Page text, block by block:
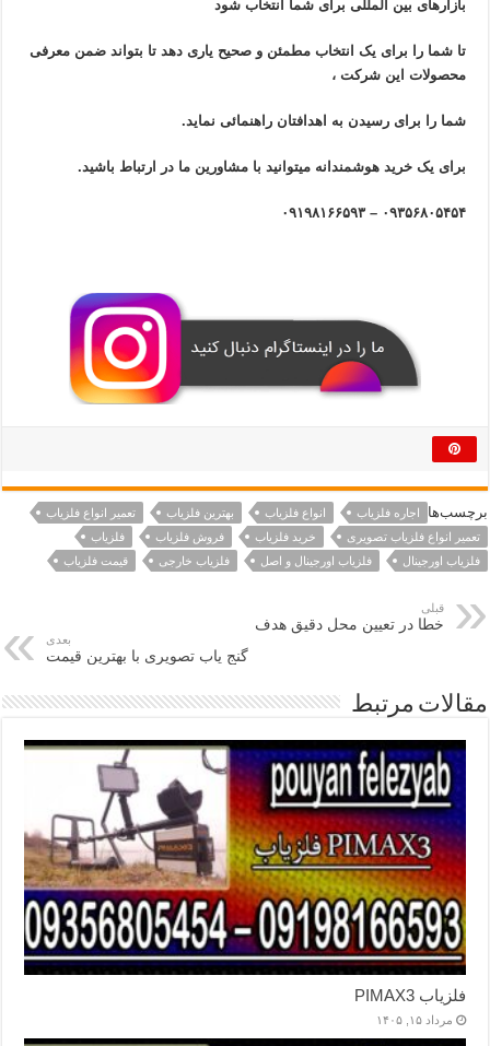
بازار‌های بین المللی برای شما انتخاب شود
تا شما را برای یک انتخاب مطمئن و صحیح یاری دهد تا بتواند ضمن معرفی
محصولات این شرکت ،
شما را برای رسیدن به اهدافتان راهنمائی نماید.
برای یک خرید هوشمندانه میتوانید با مشاورین ما در ارتباط باشید.
۰۹۳۵۶۸۰۵۴۵۴ – ۰۹۱۹۸۱۶۶۵۹۳
برچسب‌ها اجاره فلزیاب انواع فلزیاب بهترین فلزیاب
تعمیر انواع فلزیاب
تعمیر انواع فلزیاب تصویری
خرید فلزیاب فروش فلزیاب
فلزیاب
فلزیاب اورجینال
فلزیاب اورجینال و اصل فلزیاب خارجی قیمت فلزیاب
قبلی
خطا در تعیین محل دقیق هدف
بعدی
گنج یاب تصویری با بهترین قیمت
مقالات مرتبط
فلزیاب PIMAX3
مرداد ۱۵, ۱۴۰۵